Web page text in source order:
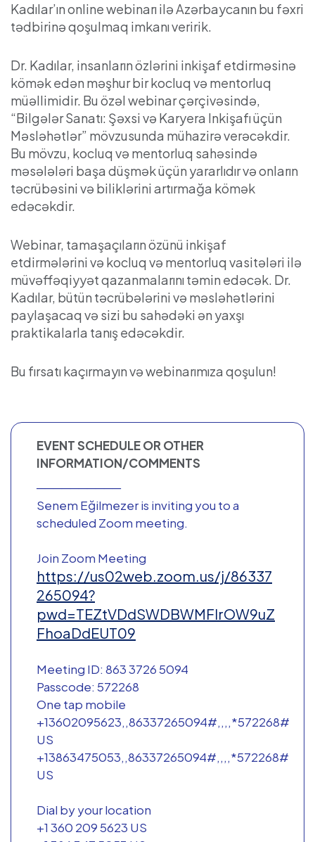
Kadılar’ın online webinarı ilə Azərbaycanın bu fəxri
tədbirinə qoşulmaq imkanı veririk.
Dr. Kadılar, insanların özlərini inkişaf etdirməsinə
kömək edən məşhur bir kocluq və mentorluq
müəllimidir. Bu özəl webinar çərçivəsində,
“Bilgələr Sanatı: Şəxsi və Karyera Inkişafı üçün
Məsləhətlər” mövzusunda mühazirə verəcəkdir.
Bu mövzu, kocluq və mentorluq sahəsində
məsələləri başa düşmək üçün yararlıdır və onların
təcrübəsini və biliklərini artırmağa kömək
edəcəkdir.
Webinar, tamaşaçıların özünü inkişaf
etdirmələrini və kocluq və mentorluq vasitələri ilə
müvəffəqiyyət qazanmalarını təmin edəcək. Dr.
Kadılar, bütün təcrübələrini və məsləhətlərini
paylaşacaq və sizi bu sahədəki ən yaxşı
praktikalarla tanış edəcəkdir.
Bu fırsatı kaçırmayın və webinarımıza qoşulun!
EVENT SCHEDULE OR OTHER
INFORMATION/COMMENTS
──────────
Senem Eğilmezer is inviting you to a
scheduled Zoom meeting.
Join Zoom Meeting
https://us02web.zoom.us/j/86337
265094?
pwd=TEZtVDdSWDBWMFlrOW9uZ
FhoaDdEUT09
Meeting ID: 863 3726 5094
Passcode: 572268
One tap mobile
+13602095623,,86337265094#,,,,*572268#
US
+13863475053,,86337265094#,,,,*572268#
US
Dial by your location
+1 360 209 5623 US